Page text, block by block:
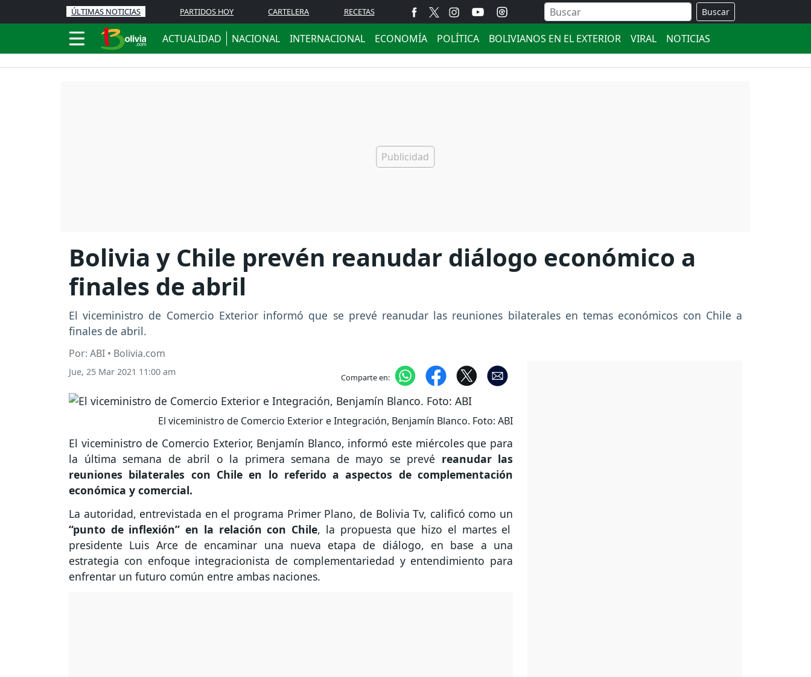
ÚLTIMAS NOTICIAS PARTIDOS HOY CARTELERA RECETAS Buscar
ACTUALIDAD NACIONAL INTERNACIONAL ECONOMÍA POLÍTICA BOLIVIANOS EN EL EXTERIOR VIRAL NOTICIAS
Bolivia y Chile prevén reanudar diálogo económico a
finales de abril
El viceministro de Comercio Exterior informó que se prevé reanudar las reuniones bilaterales en temas económicos con Chile a
finales de abril.
Por: ABI • Bolivia.com
Jue, 25 Mar 2021 11:00 am Comparte en:
El viceministro de Comercio Exterior e Integración, Benjamín Blanco. Foto: ABI
El viceministro de Comercio Exterior, Benjamín Blanco, informó este miércoles que para
la última semana de abril o la primera semana de mayo se prevé reanudar las
reuniones bilaterales con Chile en lo referido a aspectos de complementación
económica y comercial.
La autoridad, entrevistada en el programa Primer Plano, de Bolivia Tv, calificó como un
“punto de inflexión” en la relación con Chile, la propuesta que hizo el martes el
presidente Luis Arce de encaminar una nueva etapa de diálogo, en base a una
estrategia con enfoque integracionista de complementariedad y entendimiento para
enfrentar un futuro común entre ambas naciones.